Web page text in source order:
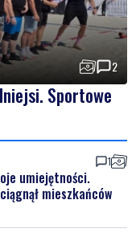
2
Sportowe
1
umiejętności.
mieszkańców